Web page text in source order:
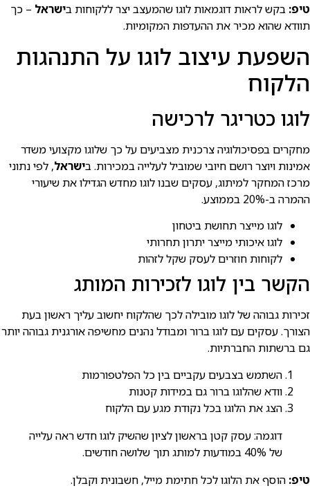
טיפ: בקש לראות דוגמאות לוגו שהמעצב יצר ללקוחות בישראל – כך
תוודא שהוא מכיר את ההעדפות המקומיות.
השפעת עיצוב לוגו על התנהגות
הלקוח
לוגו כטריגר לרכישה
מחקרים בפסיכולוגיה צרכנית מצביעים על כך שלוגו מקצועי משדר
אמינות ויוצר רושם חיובי שמוביל לעלייה במכירות. בישראל, לפי נתוני
מרכז המחקר למיתוג, עסקים שבנו לוגו מחדש הגדילו את שיעורי
ההמרה ב-20% בממוצע.
לוגו מייצר תחושת ביטחון
לוגו איכותי מייצר יתרון תחרותי
לקוחות חוזרים לעסק שקל לזהות
הקשר בין לוגו לזכירות המותג
זכירות גבוהה של לוגו מובילה לכך שהלקוח יחשוב עליך ראשון בעת
הצורך. עסקים עם לוגו ברור ומבודל נהנים מחשיפה אורגנית גבוהה יותר
גם ברשתות החברתיות.
השתמש בצבעים עקביים בין כל הפלטפורמות
וודא שהלוגו ברור גם במידות קטנות
הצג את הלוגו בכל נקודת מגע עם הלקוח
דוגמה: עסק קטן בראשון לציון שהשיק לוגו חדש ראה עלייה
של 40% במודעות למותג תוך שלושה חודשים.
טיפ: הוסף את הלוגו לכל חתימת מייל, חשבונית וקבלן.